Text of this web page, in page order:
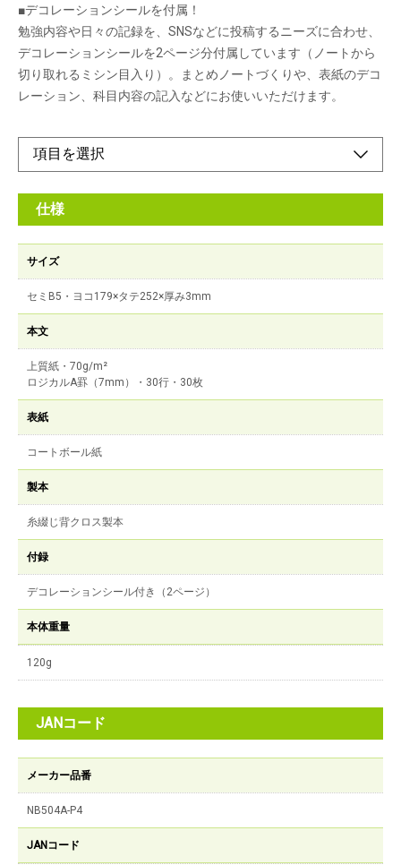
■デコレーションシールを付属！
勉強内容や日々の記録を、SNSなどに投稿するニーズに合わせ、
デコレーションシールを2ページ分付属しています（ノートから
切り取れるミシン目入り）。まとめノートづくりや、表紙のデコ
レーション、科目内容の記入などにお使いいただけます。
仕様
サイズ
セミB5・ヨコ179×タテ252×厚み3mm
本文
上質紙・70g/m²
ロジカルA罫（7mm）・30行・30枚
表紙
コートボール紙
製本
糸綴じ背クロス製本
付録
デコレーションシール付き（2ページ）
本体重量
120g
JANコード
メーカー品番
NB504A-P4
JANコード